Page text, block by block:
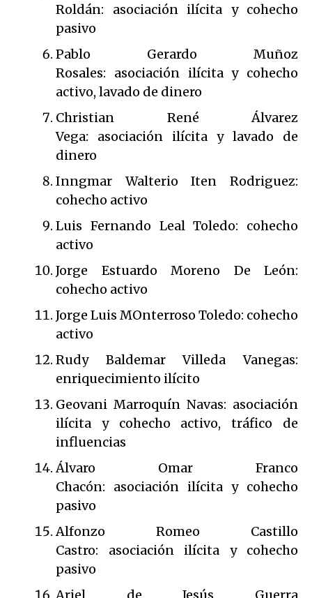
Roldán: asociación ilícita y cohecho
pasivo
Pablo Gerardo Muñoz
Rosales: asociación ilícita y cohecho
activo, lavado de dinero
Christian René Álvarez
Vega: asociación ilícita y lavado de
dinero
Inngmar Walterio Iten Rodriguez:
cohecho activo
Luis Fernando Leal Toledo: cohecho
activo
Jorge Estuardo Moreno De León:
cohecho activo
Jorge Luis MOnterroso Toledo: cohecho
activo
Rudy Baldemar Villeda Vanegas:
enriquecimiento ilícito
Geovani Marroquín Navas: asociación
ilícita y cohecho activo, tráfico de
influencias
Álvaro Omar Franco
Chacón: asociación ilícita y cohecho
pasivo
Alfonzo Romeo Castillo
Castro: asociación ilícita y cohecho
pasivo
Ariel de Jesús Guerra